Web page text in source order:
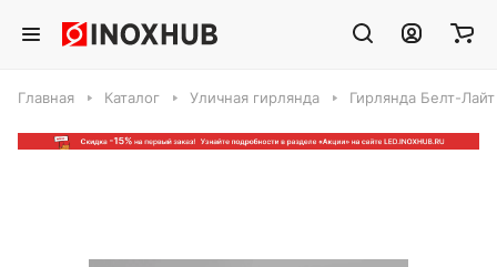
Главная Каталог Уличная гирлянда Гирлянда Белт-Лайт